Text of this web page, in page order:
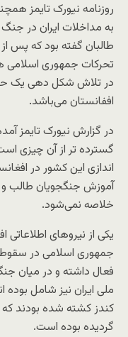
روزنامه نیورک تایمز
به مداخلات ایران در
طالبان گفته بود که پس
تحرکات جمهوری اسلامی
در تلاش شکل دهی یک
اففانستان می‌باشد.
در گزارش نیورک تایمز
گسترده تر از آن چیزی
اندازی این کشور در
آموزش جنگجویان طالب و
خلاصه نمی‌شود.
یکی از نیروهای اطلاعاتی
جمهوری اسلامی در
فعال داشته و در میان
ملی ایران نیز شامل بوده
کندز کشته شده بودند که
گردیده بوده است.